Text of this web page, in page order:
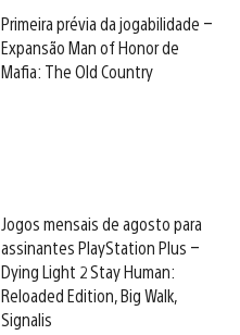
Primeira prévia da jogabilidade –
Expansão Man of Honor de
Mafia: The Old Country
Jogos mensais de agosto para
assinantes PlayStation Plus –
Dying Light 2 Stay Human:
Reloaded Edition, Big Walk,
Signalis